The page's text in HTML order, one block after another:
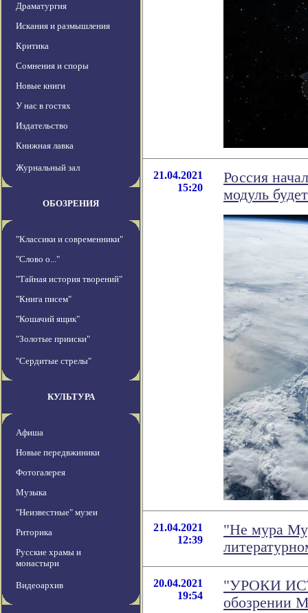
Драматургия
Искания и размышления
Критика
Сомнения и споры
Новые книги
У нас в гостях
Издательство
Книжная лавка
Журнальный зал
ОБОЗРЕНИЯ
"Классики и современники"
"Слово о..."
"Тайная история творений"
"Книга писем"
"Кошачий ящик"
"Золотые прииски"
"Сердитые стрелы"
КУЛЬТУРА
Афиша
Новые передвжиники
Фотогалерея
Музыка
"Неизвестные" музеи
Риторика
Русские храмы и
монастыри
Видеоархив
21.04.2021
15:20
Россия
модуль
21.04.2021
12:39
"Не мура
20.04.2021
19:54
"УРОКИ
обозрении